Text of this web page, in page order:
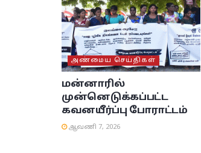
அண்மைய செய்திகள்
மன்னாரில்
முன்னெடுக்கப்பட்ட
கவனயீர்ப்பு போராட்டம்
ஆவணி 7, 2026